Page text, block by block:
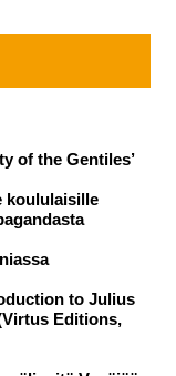
of the Gentiles’
koululaisille
to Julius
Editions,